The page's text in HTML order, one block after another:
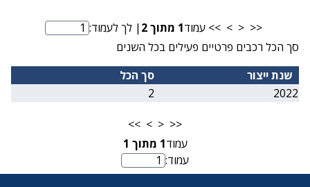
<<
<
>
>> עמוד1 מתוך2 מספר עמוד
| לך לעמוד:
סך הכל רכבים פרטיים פעילים בכל השנים
שנת ייצור
סך הכל
2022
2
<<
<
>
>>
עמוד1 מתוך 1
מספר עמוד
עמוד: